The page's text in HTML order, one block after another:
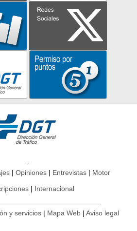
Opiniones Entrevistas Motor
Internacional
y servicios Mapa Web Aviso legal